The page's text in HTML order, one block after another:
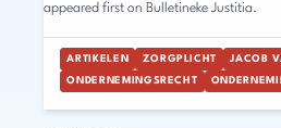
appeared first on Bulletineke Justitia.
ARTIKELEN ZORGPLICHT JACOB
ONDERNEMINGSRECHT